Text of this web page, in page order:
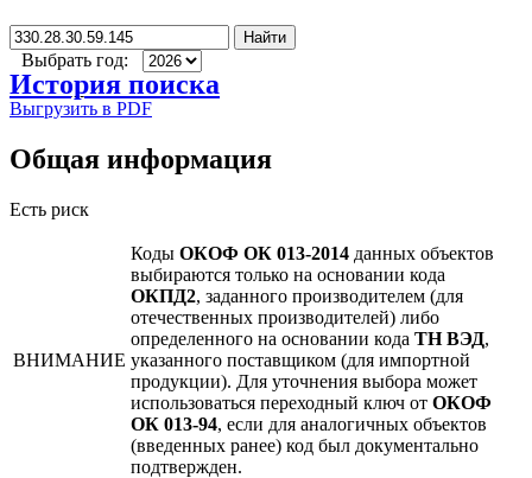
Найти
Выбрать год:
История поиска
Выгрузить в PDF
Общая информация
Есть риск
ВНИМАНИЕ
Коды ОКОФ ОК 013-2014 данных объектов
выбираются только на основании кода
ОКПД2, заданного производителем (для
отечественных производителей) либо
определенного на основании кода ТН ВЭД,
указанного поставщиком (для импортной
продукции). Для уточнения выбора может
использоваться переходный ключ от ОКОФ
ОК 013-94, если для аналогичных объектов
(введенных ранее) код был документально
подтвержден.